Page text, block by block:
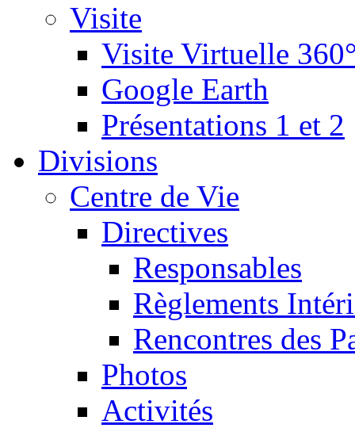
Visite
Visite Virtuelle
Google Earth
Présentations 1 et 2
Divisions
Centre de Vie
Directives
Responsables
Règlements
Rencontres des
Photos
Activités